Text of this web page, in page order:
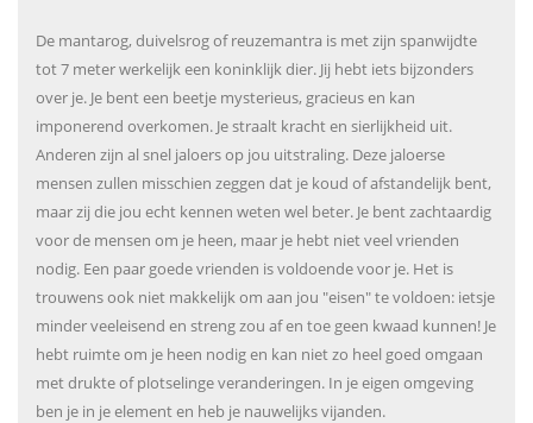
De mantarog, duivelsrog of reuzemantra is met zijn spanwijdte
tot 7 meter werkelijk een koninklijk dier. Jij hebt iets bijzonders
over je. Je bent een beetje mysterieus, gracieus en kan
imponerend overkomen. Je straalt kracht en sierlijkheid uit.
Anderen zijn al snel jaloers op jou uitstraling. Deze jaloerse
mensen zullen misschien zeggen dat je koud of afstandelijk bent,
maar zij die jou echt kennen weten wel beter. Je bent zachtaardig
voor de mensen om je heen, maar je hebt niet veel vrienden
nodig. Een paar goede vrienden is voldoende voor je. Het is
trouwens ook niet makkelijk om aan jou "eisen" te voldoen: ietsje
minder veeleisend en streng zou af en toe geen kwaad kunnen! Je
hebt ruimte om je heen nodig en kan niet zo heel goed omgaan
met drukte of plotselinge veranderingen. In je eigen omgeving
ben je in je element en heb je nauwelijks vijanden.